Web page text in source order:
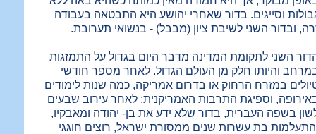
וסייגים. בדור שאחרי יהושע היא התבטאה בעבודה
ובדור השני לשיבת ציון (מבבל) - בנשואי תערובת.
השני לתקומת המדינה מדבר היום בגדול על התמזגות
והיותו חלק מן העולם הגדול. לאחר מספר חודשי
במזרח הרחוק או בדרום אמריקה, כמה שנות לימודים
וספיגת התרבות האמריקנית; לאחר עירוב שבעים
בשפה העברית, בדור שלא ידע את בן- יהודה ומאבקיו,
בת עשרות שנים ממסורת ישראל, רוצים חוגגי